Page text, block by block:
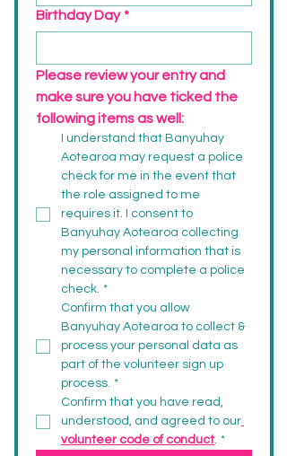
Birthday Day *
Please review your entry and
make sure you have ticked the
following items as well:
I understand that Banyuhay
Aotearoa may request a police
check for me in the event that
the role assigned to me
requires it. I consent to
Banyuhay Aotearoa collecting
my personal information that is
necessary to complete a police
check. *
Confirm that you allow
Banyuhay Aotearoa to collect &
process your personal data as
part of the volunteer sign up
process. *
Confirm that you have read,
understood, and agreed to our
volunteer code of conduct. *